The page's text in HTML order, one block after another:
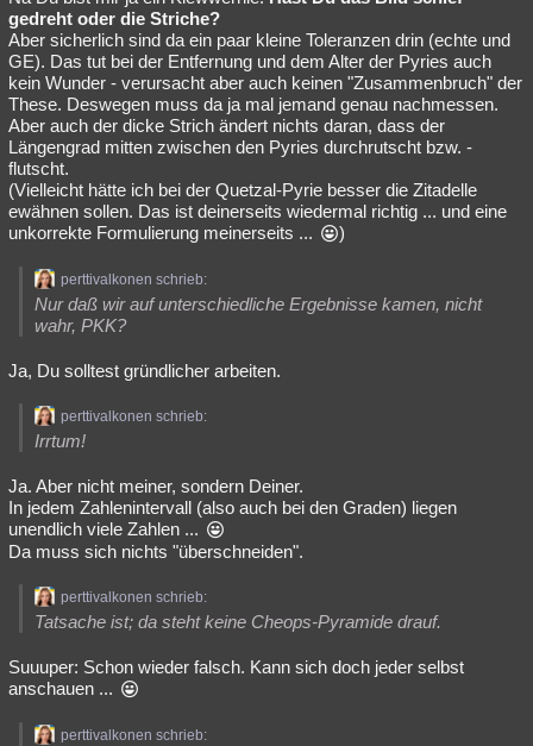
gedreht oder die Striche?
Aber sicherlich sind da ein paar kleine Toleranzen drin (echte und
GE). Das tut bei der Entfernung und dem Alter der Pyries auch
kein Wunder - verursacht aber auch keinen "Zusammenbruch" der
These. Deswegen muss da ja mal jemand genau nachmessen.
Aber auch der dicke Strich ändert nichts daran, dass der
Längengrad mitten zwischen den Pyries durchrutscht bzw. -
flutscht.
(Vielleicht hätte ich bei der Quetzal-Pyrie besser die Zitadelle
ewähnen sollen. Das ist deinerseits wiedermal richtig ... und eine
unkorrekte Formulierung meinerseits ...
)
perttivalkonen schrieb:
Nur daß wir auf unterschiedliche Ergebnisse kamen, nicht
wahr, PKK?
Ja, Du solltest gründlicher arbeiten.
perttivalkonen schrieb:
Irrtum!
Ja. Aber nicht meiner, sondern Deiner.
In jedem Zahlenintervall (also auch bei den Graden) liegen
unendlich viele Zahlen ...
Da muss sich nichts "überschneiden".
perttivalkonen schrieb:
Tatsache ist; da steht keine Cheops-Pyramide drauf.
Suuuper: Schon wieder falsch. Kann sich doch jeder selbst
anschauen ...
perttivalkonen schrieb: